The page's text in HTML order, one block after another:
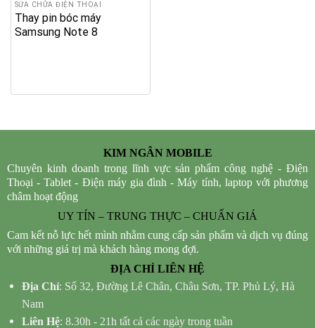
SỬA CHỮA ĐIỆN THOẠI
Thay pin bóc máy
Samsung Note 8
KIM NGÂN MOBILE
Chuyên kinh doanh trong lĩnh vực sản phẩm công nghệ - Điện
Thoại - Tablet - Điện máy gia đình - Máy tính, laptop với phương
châm hoạt động
UY TÍN – TRUNG THỰC – CHUẨN GIÁ
Cam kết nỗ lực hết mình nhằm cung cấp sản phẩm và dịch vụ đúng
với những giá trị mà khách hàng mong đợi.
ĐỊA CHỈ LIÊN HỆ
Địa Chỉ: Số 32, Đường Lê Chân, Châu Sơn, TP. Phủ Lý, Hà
Nam
Liên Hệ: 8.30h - 21h tất cả các ngày trong tuần